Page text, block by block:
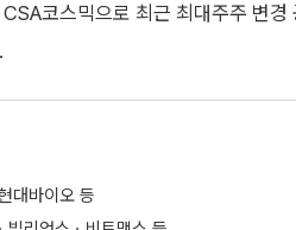
코스믹으로 최근 최대주주 변
대바이오 등